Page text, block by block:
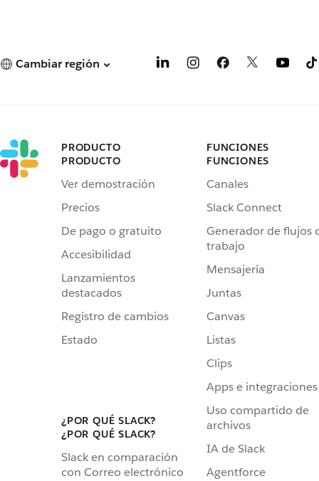
Cambiar región
PRODUCTO
PRODUCTO
Ver demostración
Precios
De pago o gratuito
Accesibilidad
Lanzamientos
destacados
Registro de cambios
Estado
¿POR QUÉ SLACK?
¿POR QUÉ SLACK?
Slack en comparación
con Correo electrónico
FUNCIONES
FUNCIONES
Canales
Slack Connect
Generador de flujos
trabajo
Mensajería
Juntas
Canvas
Listas
Clips
Apps e integraciones
Uso compartido de
archivos
IA de Slack
Agentforce